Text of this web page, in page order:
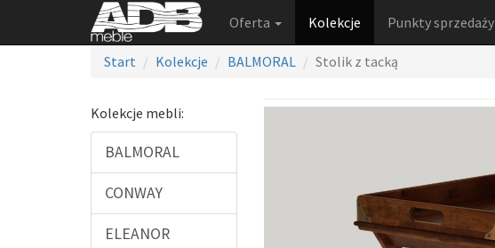
Oferta Kolekcje Punkty sprzedaży
Start Kolekcje BALMORAL Stolik z tacką
Kolekcje mebli:
BALMORAL
CONWAY
ELEANOR